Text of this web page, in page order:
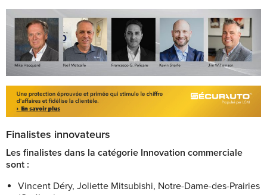
Finalistes innovateurs
Les finalistes dans la catégorie Innovation commerciale
sont :
Vincent Déry, Joliette Mitsubishi, Notre-Dame-des-Prairies